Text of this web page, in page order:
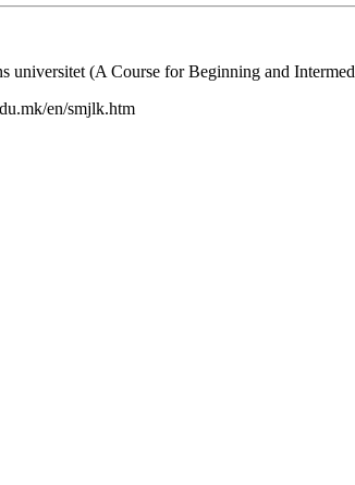
(A Course for Begin­ning and
en/smjlk.htm